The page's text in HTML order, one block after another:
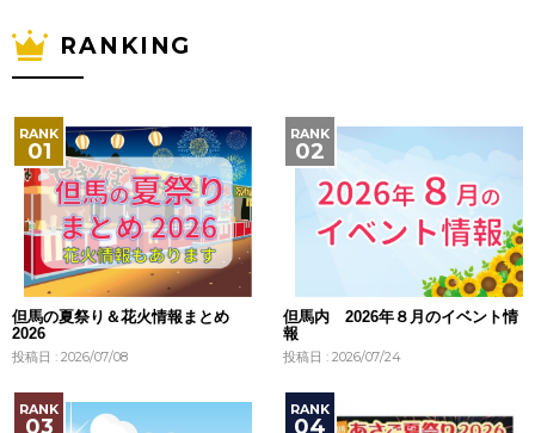
RANKING
但馬の夏祭り＆花火情報まとめ
2026
投稿日 : 2026/07/08
但馬内 2026年８月のイベント情
報
投稿日 : 2026/07/24